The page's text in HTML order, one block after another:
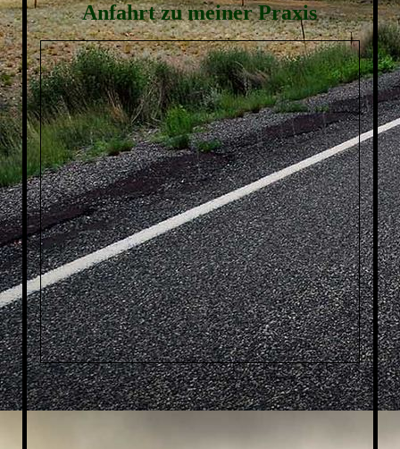
Anfahrt zu meiner Praxis